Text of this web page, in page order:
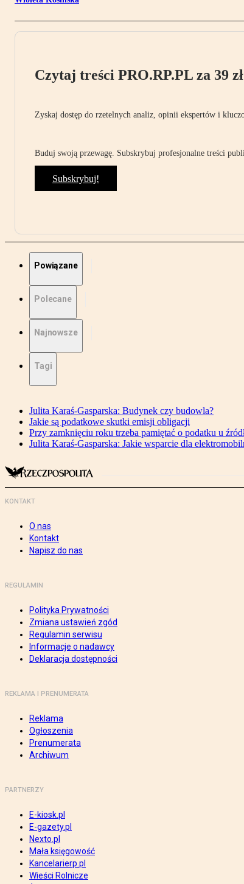
Czytaj treści PRO.RP.PL za 39
Zyskaj dostęp do rzetelnych analiz, opinii ekspertów i
Buduj swoją przewagę. Subskrybuj profesjonalne treści
Subskrybuj!
Powiązane
Polecane
Najnowsze
Tagi
Julita Karaś-Gasparska: Budynek czy budowla?
Jakie są podatkowe skutki emisji obligacji
Przy zamknięciu roku trzeba pamiętać o podatku u
Julita Karaś-Gasparska: Jakie wsparcie dla
KONTAKT
O nas
Kontakt
Napisz do nas
REGULAMIN
Polityka Prywatności
Zmiana ustawień zgód
Regulamin serwisu
Informacje o nadawcy
Deklaracja dostępności
REKLAMA I PRENUMERATA
Reklama
Ogłoszenia
Prenumerata
Archiwum
PARTNERZY
E-kiosk.pl
E-gazety.pl
Nexto.pl
Mała księgowość
Kancelarierp.pl
Wieści Rolnicze